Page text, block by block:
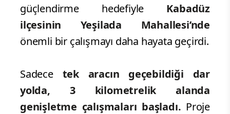
güçlendirme hedefiyle Kabadüz
ilçesinin Yeşilada Mahallesi’nde
önemli bir çalışmayı daha hayata geçirdi.
Sadece tek aracın geçebildiği dar
yolda, 3 kilometrelik alanda
genişletme çalışmaları başladı. Proje